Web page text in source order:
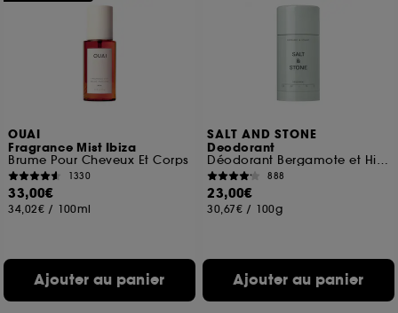
OUAI
Fragrance Mist Ibiza
Brume Pour Cheveux Et Corps
1330
33,00€
34,02€ / 100ml
Ajouter au panier
SALT AND STONE
Deodorant
Déodorant Bergamote et Hinoki
888
23,00€
30,67€ / 100g
Ajouter au panier